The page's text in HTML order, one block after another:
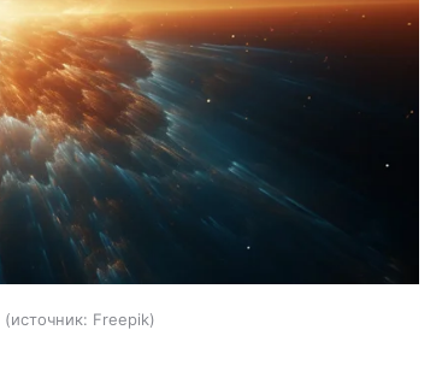
источник: Freepik